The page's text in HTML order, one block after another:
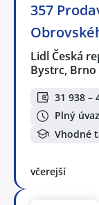
357
Lidl Česká
Bystrc, Brno
31 938 –
Plný
Vhodné
včerejší